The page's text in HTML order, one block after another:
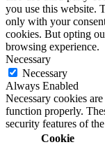
you use this website.
only with your
cookies. But opting
browsing experience.
Necessary
Necessary
Always Enabled
Necessary cookies
function properly.
security features of
Cookie